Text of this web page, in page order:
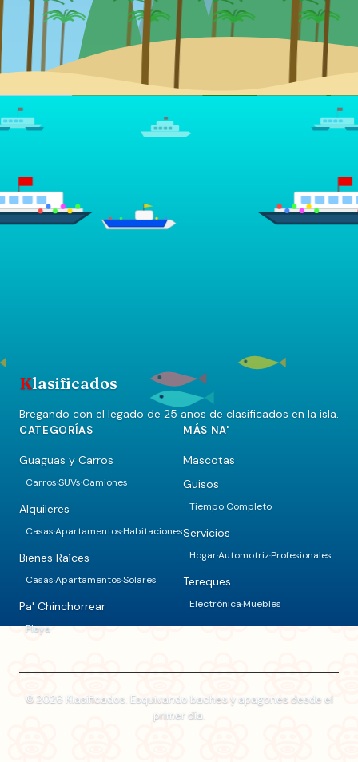
Klasificados
Bregando con el legado de 25 años de clasificados en la isla.
CATEGORÍAS
Guaguas y Carros
Carros·SUVs·Camiones
Alquileres
Casas·Apartamentos·Habitaciones
Bienes Raíces
Casas·Apartamentos·Solares
Pa' Chinchorrear
Playa
MÁS NA'
Mascotas
Guisos
Tiempo Completo
Servicios
Hogar·Automotriz·Profesionales
Tereques
Electrónica·Muebles
© 2026 Klasificados. Esquivando baches y apagones desde el
primer día.